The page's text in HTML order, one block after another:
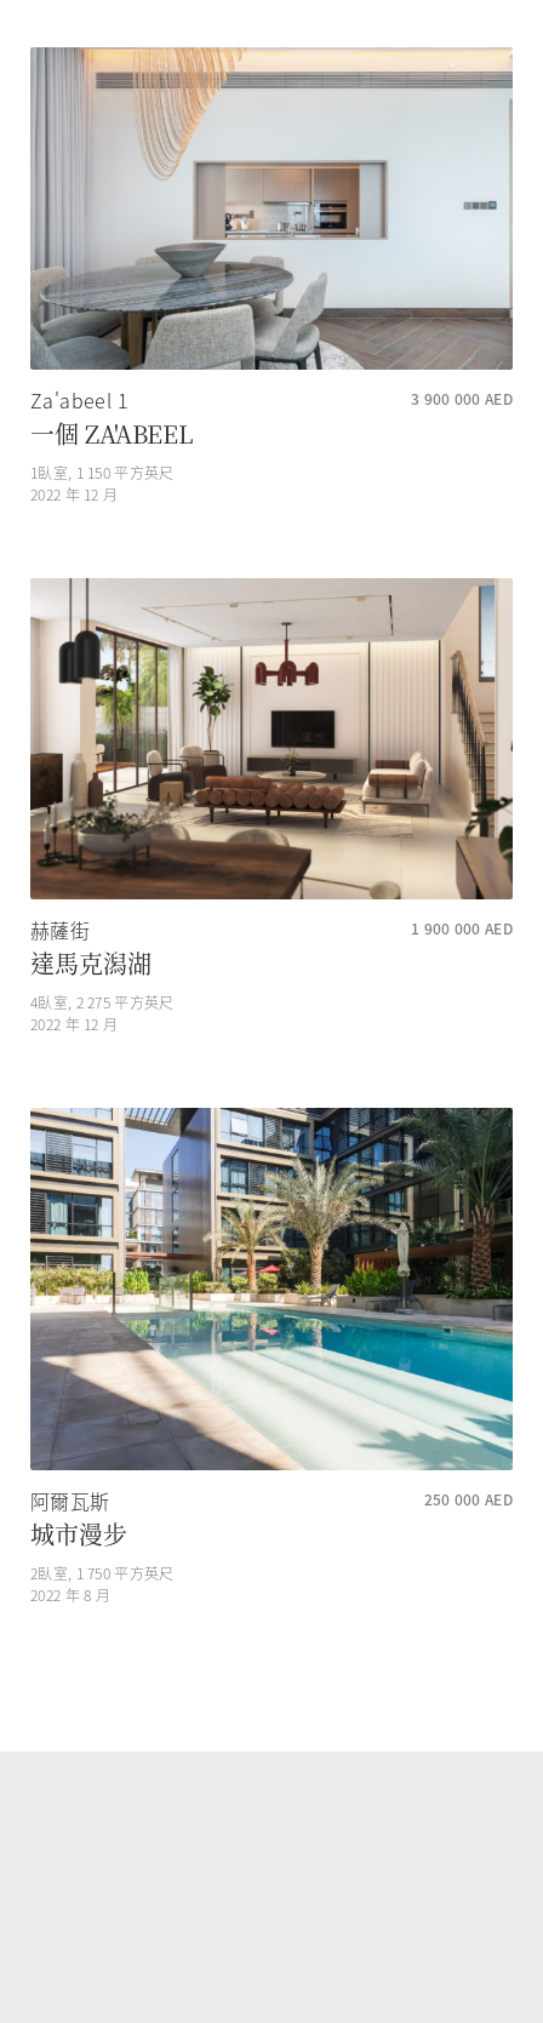
Za'abeel 1 3 900 000 AED
一個 ZA'ABEEL
1臥室, 1 150 平方英尺
2022 年 12 月
赫薩街 1 900 000 AED
達馬克潟湖
4臥室, 2 275 平方英尺
2022 年 12 月
阿爾瓦斯 250 000 AED
城市漫步
2臥室, 1 750 平方英尺
2022 年 8 月